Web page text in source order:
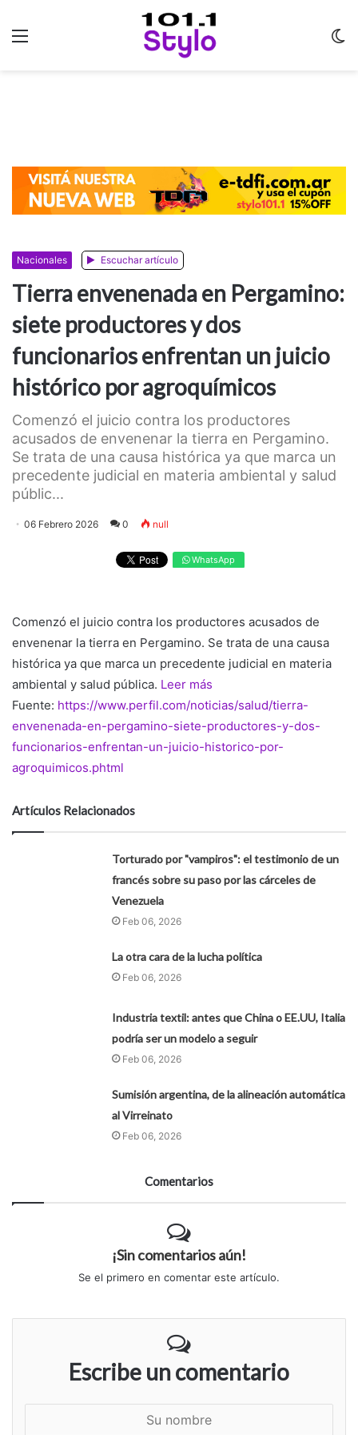
Nacionales Escuchar artículo
Tierra envenenada en Pergamino:
siete productores y dos
funcionarios enfrentan un juicio
histórico por agroquímicos
Comenzó el juicio contra los productores
acusados de envenenar la tierra en Pergamino.
Se trata de una causa histórica ya que marca un
precedente judicial en materia ambiental y salud
públic...
06 Febrero 2026 0 null
WhatsApp
Comenzó el juicio contra los productores acusados de
envenenar la tierra en Pergamino. Se trata de una causa
histórica ya que marca un precedente judicial en materia
ambiental y salud pública. Leer más
Fuente: https://www.perfil.com/noticias/salud/tierra-
envenenada-en-pergamino-siete-productores-y-dos-
funcionarios-enfrentan-un-juicio-historico-por-
agroquimicos.phtml
Artículos Relacionados
Torturado por "vampiros": el testimonio de un
francés sobre su paso por las cárceles de
Venezuela
Feb 06, 2026
La otra cara de la lucha política
Feb 06, 2026
Industria textil: antes que China o EE.UU, Italia
podría ser un modelo a seguir
Feb 06, 2026
Sumisión argentina, de la alineación automática
al Virreinato
Feb 06, 2026
Comentarios
¡Sin comentarios aún!
Se el primero en comentar este artículo.
Escribe un comentario